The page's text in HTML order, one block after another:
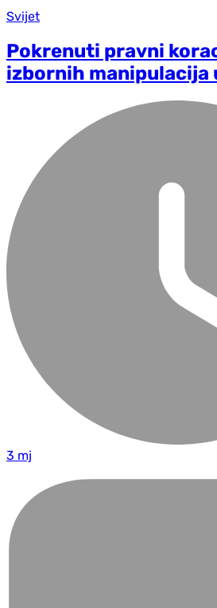
Svijet
Pokrenuti pravni
izbornih manipulacija
3 mj